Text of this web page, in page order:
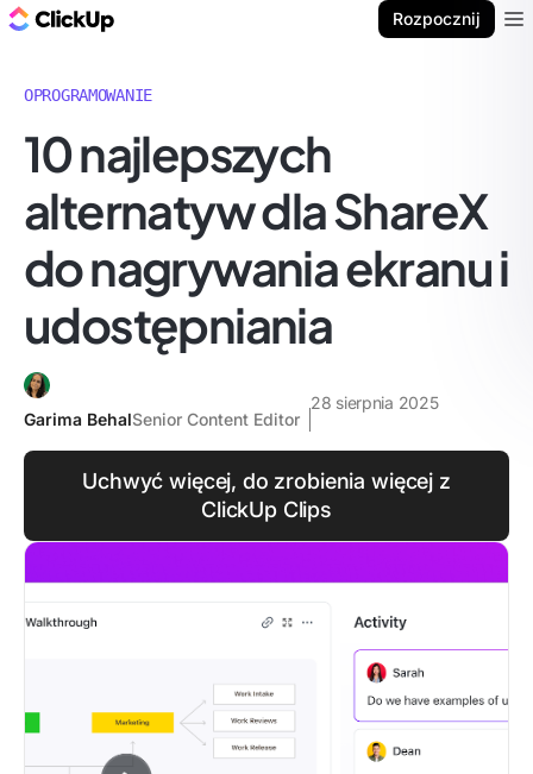
Rozpocznij
OPROGRAMOWANIE
10 najlepszych
alternatyw dla ShareX
do nagrywania ekranu i
udostępniania
Garima BehalSenior Content Editor
28 sierpnia 2025
Uchwyć więcej, do zrobienia więcej z
ClickUp Clips